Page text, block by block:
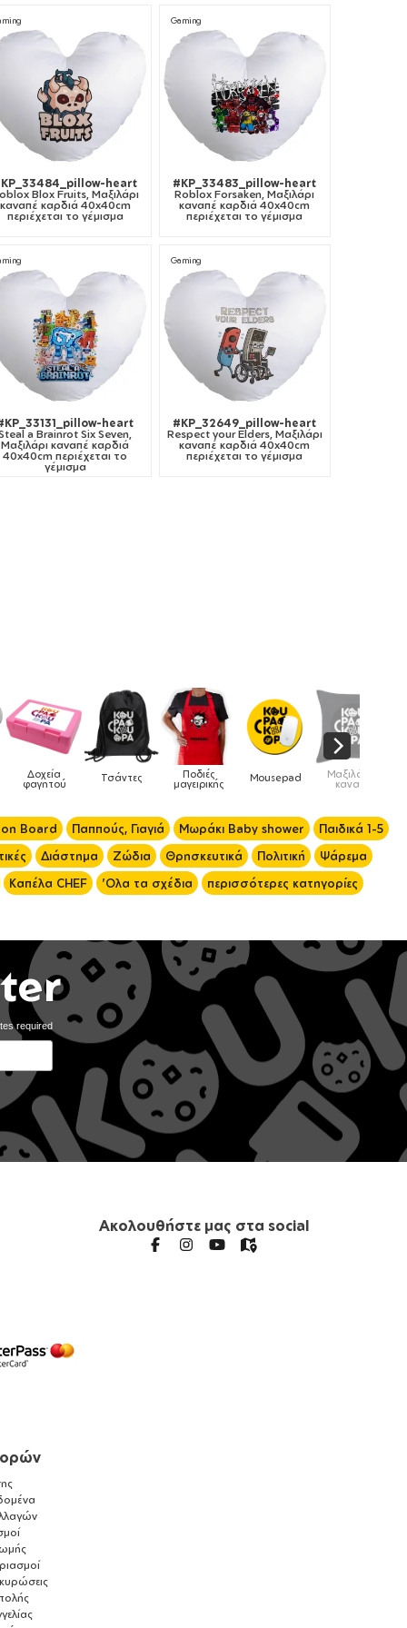
heart
Blox Fruits, Μαξιλάρι
καναπέ καρδιά 40x40cm
περιέχεται το γέμισμα
Gaming
#KP_33483_pillow-heart
Roblox Forsaken, Μαξιλάρι
καναπέ καρδιά 40x40cm
περιέχεται το γέμισμα
heart
a Brainrot Six Seven,
Μαξιλάρι καναπέ καρδιά
40x40cm περιέχεται το
γέμισμα
Gaming
#KP_32649_pillow-heart
Respect your Elders, Μαξιλάρι
καναπέ καρδιά 40x40cm
περιέχεται το γέμισμα
Ποδιές
μαγειρικής Mousepad Μαξιλάρια
καναπέ Phone Holders Ρολόγια
Board Παππούς, Γιαγιά Μωράκι Baby shower
Παιδικά 1-5
Διάστημα Ζώδια Θρησκευτικά Πολιτική
Ψάρεμα
Καπέλα CHEF 'Ολα τα σχέδια περισσότερες κατηγορίες
required
Ακολουθήστε μας στα social